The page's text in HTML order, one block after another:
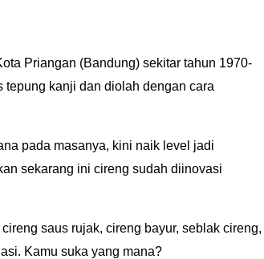
Priangan (Bandung) sekitar tahun 1970-
tepung kanji dan diolah dengan cara
pada masanya, kini naik level jadi
sekarang ini cireng sudah diinovasi
saus rujak, cireng bayur, seblak cireng,
Kamu suka yang mana?